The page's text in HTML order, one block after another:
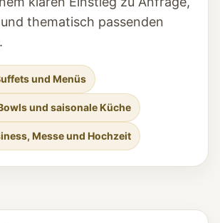
thematisch passenden
und Menüs
und saisonale Küche
Messe und Hochzeit